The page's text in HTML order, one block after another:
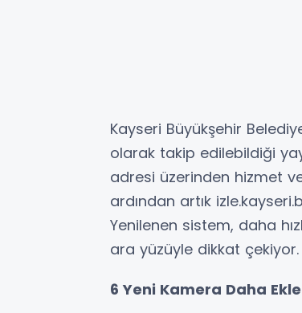
Kayseri Büyükşehir
olarak takip edilebildiği
adresi üzerinden hizmet
ardından artık
Yenilenen sistem, daha
ara yüzüyle dikkat çekiyor.
6 Yeni Kamera Daha